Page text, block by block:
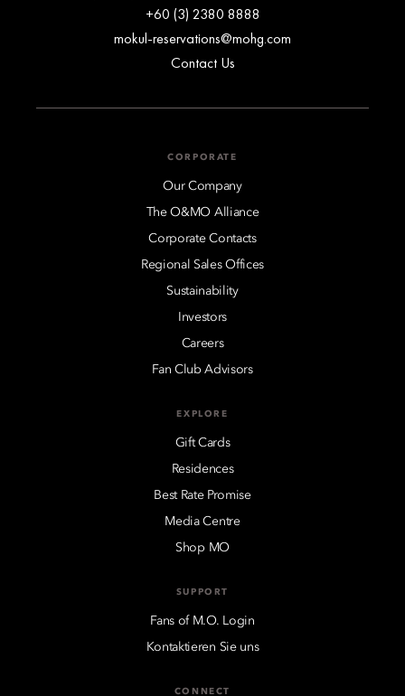
+60 (3) 2380 8888
mokul-reservations@mohg.com
Contact Us
CORPORATE
Our Company
The O&MO Alliance
Corporate Contacts
Regional Sales Offices
Sustainability
Investors
Careers
Fan Club Advisors
EXPLORE
Gift Cards
Residences
Best Rate Promise
Media Centre
Shop MO
SUPPORT
Fans of M.O. Login
Kontaktieren Sie uns
CONNECT